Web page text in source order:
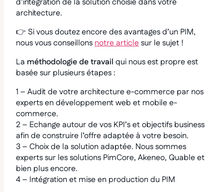
architecture.
👉 Si vous doutez encore des avantages d’un PIM,
nous vous conseillonsnotre articlesur le sujet !
La méthodologie de travail qui nous est propre est
basée sur plusieurs étapes :
1 – Audit de votre architecture e-commerce par nos
experts en développement web et mobile e-
commerce.
2 – Echange autour de vos KPI’s et objectifs business
afin de construire l’offre adaptée à votre besoin.
3 – Choix de la solution adaptée. Nous sommes
experts sur les solutions PimCore, Akeneo, Quable et
bien plus encore.
4 – Intégration et mise en production du PIM